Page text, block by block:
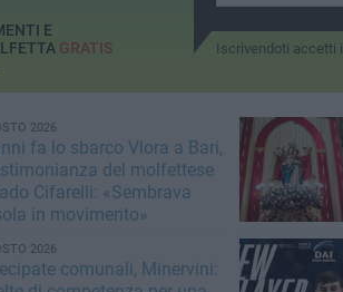
Iscrivendoti accetti i
E
GRATIS
2026
fa lo sbarco Vlora a Bari,
del molfettese
Cifarelli: «Sembrava
in movimento»
2026
comunali, Minervini: